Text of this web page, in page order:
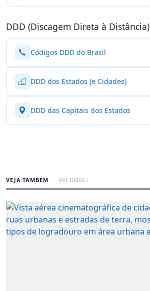
DDD (Discagem Direta à Distância)
Códigos DDD do Brasil
DDD dos Estados (e Cidades)
DDD das Capitais dos Estados
VEJA TAMBÉM Ver todos ›